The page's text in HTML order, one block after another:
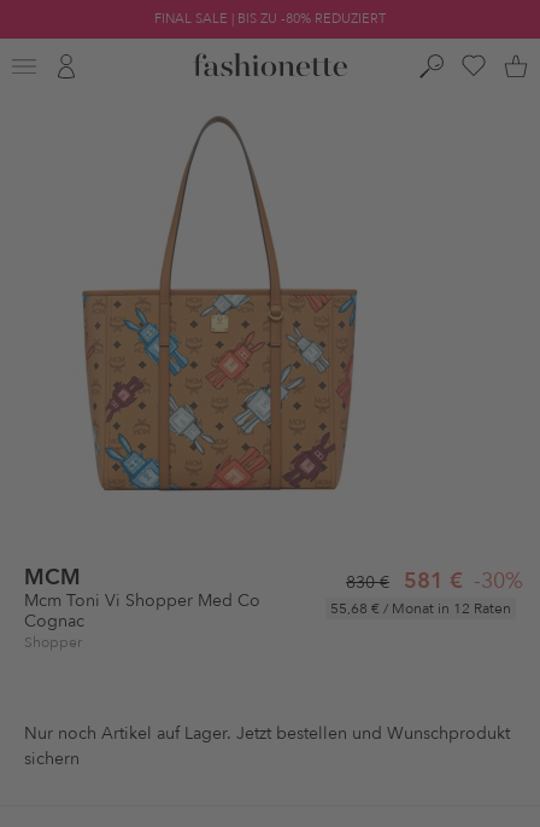
FINAL SALE | BIS ZU -80% REDUZIERT
MCM
Mcm Toni Vi Shopper Med Co
Cognac
Shopper
830 € 581 € -30%
55,68 € / Monat in 12 Raten
Nur noch Artikel auf Lager. Jetzt bestellen und Wunschprodukt
sichern